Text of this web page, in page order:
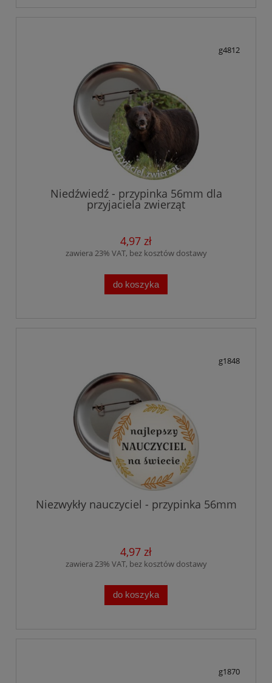
g4812
Niedźwiedź - przypinka 56mm dla
przyjaciela zwierząt
4,97 zł
zawiera 23% VAT, bez kosztów dostawy
do koszyka
g1848
Niezwykły nauczyciel - przypinka 56mm
4,97 zł
zawiera 23% VAT, bez kosztów dostawy
do koszyka
g1870